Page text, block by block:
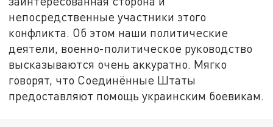
непосредственные участники этого
конфликта. Об этом наши политические
деятели, военно-политическое руководство
высказываются очень аккуратно. Мягко
говорят, что Соединённые Штаты
предоставляют помощь украинским боевикам.